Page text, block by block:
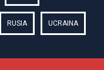
RUSIA UCRAINA